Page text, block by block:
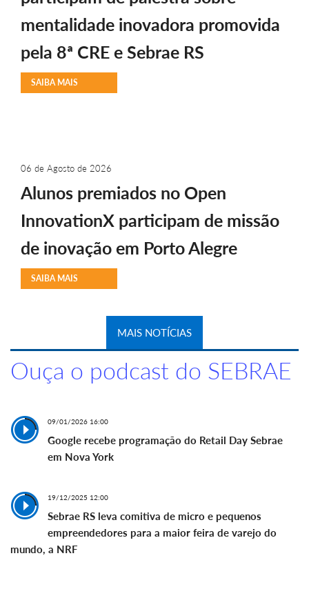
mentalidade inovadora promovida
pela 8ª CRE e Sebrae RS
SAIBA MAIS
06 de Agosto de 2026
Alunos premiados no Open
InnovationX participam de missão
de inovação em Porto Alegre
SAIBA MAIS
MAIS NOTÍCIAS
Ouça o podcast do SEBRAE
09/01/2026 16:00
Google recebe programação do Retail Day Sebrae
em Nova York
19/12/2025 12:00
Sebrae RS leva comitiva de micro e pequenos
empreendedores para a maior feira de varejo do
mundo, a NRF